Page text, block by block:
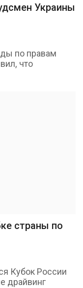
Украины
по правам
что
страны по
Кубок России
драйвинг